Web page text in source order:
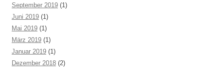
September 2019 (1)
Juni 2019 (1)
Mai 2019 (1)
März 2019 (1)
Januar 2019 (1)
Dezember 2018 (2)